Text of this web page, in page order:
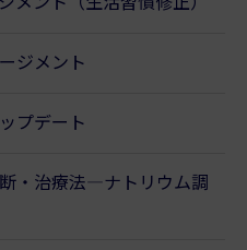
ジメント
プデート
・治療法―ナトリウム調